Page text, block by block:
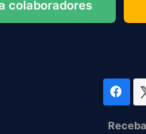
colaboradores